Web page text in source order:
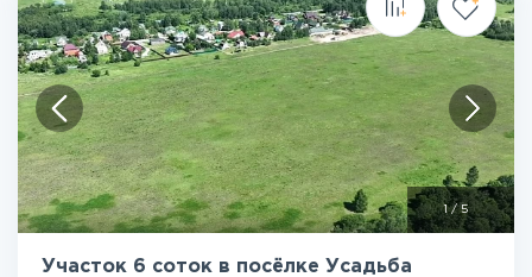
1/ 5
Участок 6 соток в посёлке Усадьба